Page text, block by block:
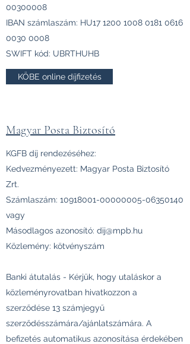
00300008
IBAN számlaszám: HU17 1200 1008 0181 0616
0030 0008
SWIFT kód: UBRTHUHB
KÖBE online díjfizetés
Magyar Posta Biztosító
KGFB díj rendezéséhez:
Kedvezményezett: Magyar Posta Biztosító
Zrt.
Számlaszám: 10918001-00000005-06350140
vagy
Másodlagos azonosító: dij@mpb.hu
Közlemény: kötvényszám
Banki átutalás - Kérjük, hogy utaláskor a
közleményrovatban hivatkozzon a
szerződése 13 számjegyű
szerződésszámára/ajánlatszámára. A
befizetés automatikus azonosítása érdekében